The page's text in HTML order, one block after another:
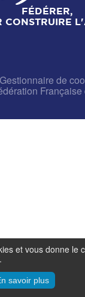
FÉDÉRER,
CONSTRUIRE
Gestionnaire de
et vous donne le
savoir plus